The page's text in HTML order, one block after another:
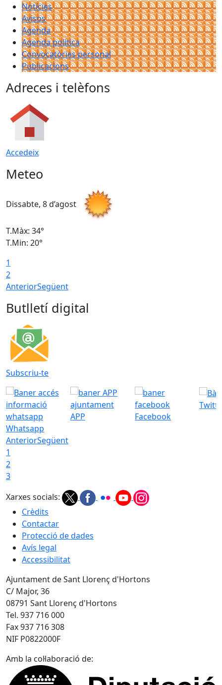
Notícies
Avisos
Agenda
Agenda política
Convocatòries personal
Publicacions
Adreces i telèfons
Accedeix
Meteo
Dissabte, 8 d’agost
T.Màx: 34°
T.Min: 20°
1
2
AnteriorSegüent
Butlletí digital
Subscriu-te
Whatsapp
APP Facebook
AnteriorSegüent
1
2
3
Xarxes socials:
Crèdits
Contactar
Protecció de dades
Avís legal
Accessibilitat
Ajuntament de Sant Llorenç d'Hortons
C/ Major, 36
08791 Sant Llorenç d'Hortons
Tel. 937 716 000
Fax 937 716 308
NIF P0822000F
Amb la col·laboració de: